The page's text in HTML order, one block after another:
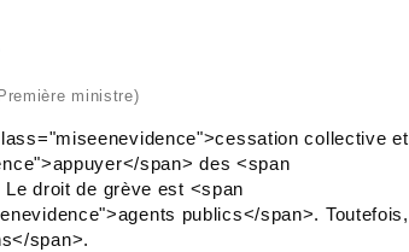
ministre)
collective et
span> des <span
droit de grève est <span
publics</span>. Toutefois,
span>.